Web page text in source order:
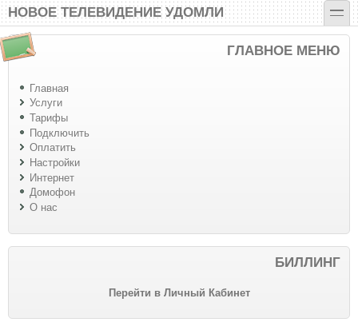
Перейти к основному содержанию
Skip to search
НОВОЕ ТЕЛЕВИДЕНИЕ УДОМЛИ toggle
ГЛАВНОЕ МЕНЮ
Главная
Услуги
Тарифы
Подключить
Оплатить
Настройки
Интернет
Домофон
О нас
БИЛЛИНГ
Перейти в Личный Кабинет